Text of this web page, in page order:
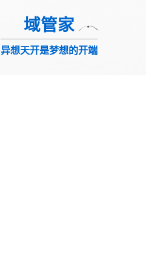
域管家
异想天开是梦想的开端